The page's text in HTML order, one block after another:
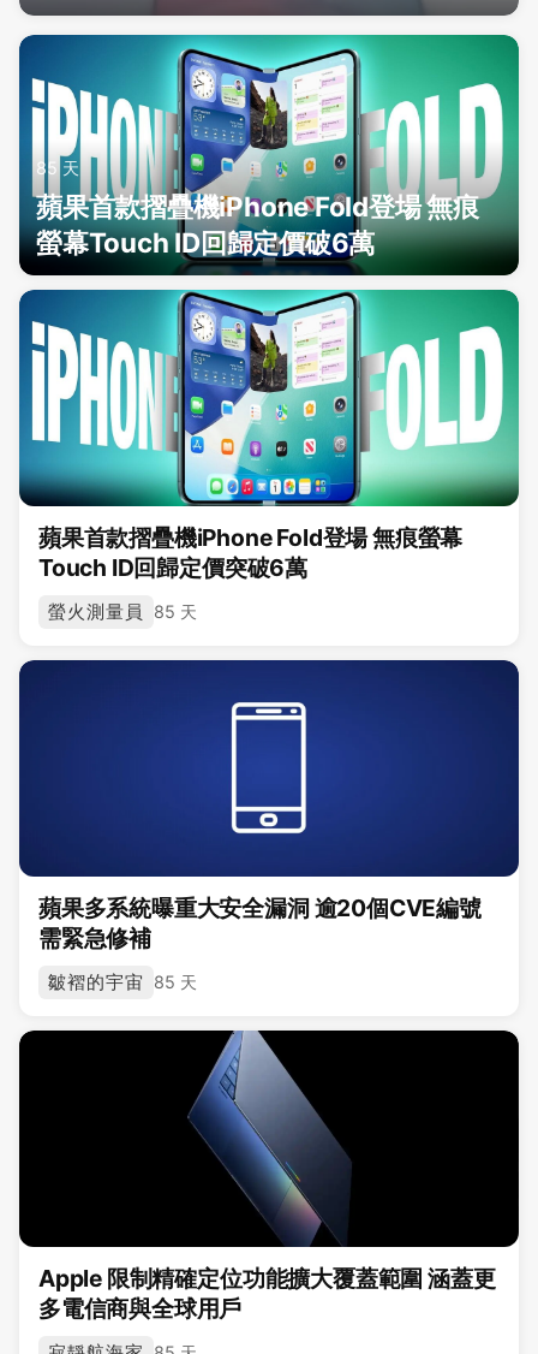
85 天
蘋果首款摺疊機iPhone Fold登場 無痕
螢幕Touch ID回歸定價破6萬
蘋果首款摺疊機iPhone Fold登場 無痕螢幕
Touch ID回歸定價突破6萬
螢火測量員 85 天
蘋果多系統曝重大安全漏洞 逾20個CVE編號
需緊急修補
皺褶的宇宙 85 天
Apple 限制精確定位功能擴大覆蓋範圍 涵蓋更
多電信商與全球用戶